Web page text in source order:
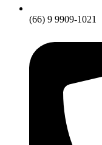
(66) 9 9909-1021